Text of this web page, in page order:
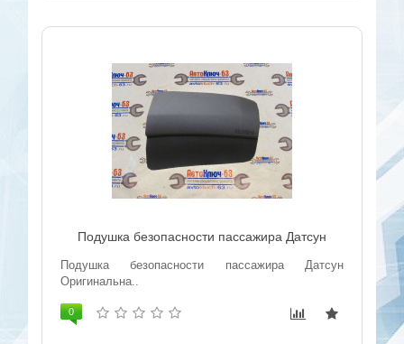
Подушка безопасности пассажира Датсун
Подушка безопасности пассажира Датсун
Оригинальна..
0